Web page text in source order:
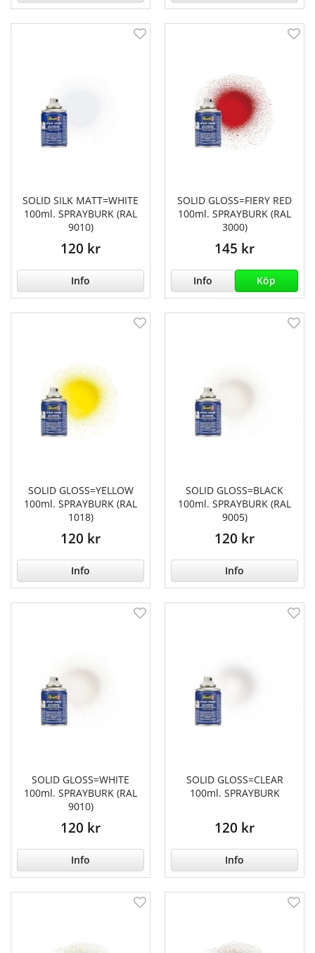
SOLID SILK MATT=WHITE
100ml. SPRAYBURK (RAL
9010)
120 kr
Info
SOLID GLOSS=FIERY RED
100ml. SPRAYBURK (RAL
3000)
145 kr
Info Köp
SOLID GLOSS=YELLOW
100ml. SPRAYBURK (RAL
1018)
120 kr
Info
SOLID GLOSS=BLACK
100ml. SPRAYBURK (RAL
9005)
120 kr
Info
SOLID GLOSS=WHITE
100ml. SPRAYBURK (RAL
9010)
120 kr
Info
SOLID GLOSS=CLEAR
100ml. SPRAYBURK
120 kr
Info